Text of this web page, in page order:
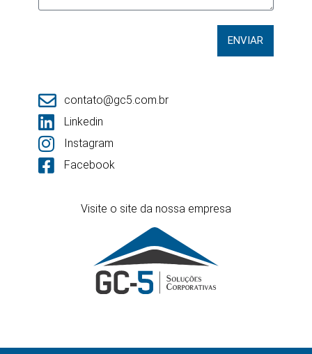
ENVIAR
contato@gc5.com.br
Linkedin
Instagram
Facebook
Visite o site da nossa empresa